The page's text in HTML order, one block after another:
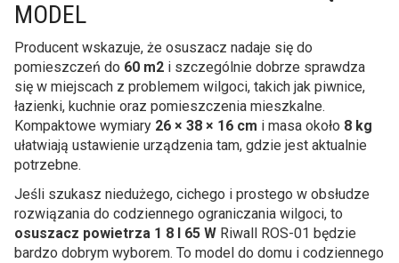
MODEL
Producent wskazuje, że osuszacz nadaje się do
pomieszczeń do 60 m2 i szczególnie dobrze sprawdza
się w miejscach z problemem wilgoci, takich jak piwnice,
łazienki, kuchnie oraz pomieszczenia mieszkalne.
Kompaktowe wymiary 26 × 38 × 16 cm i masa około 8 kg
ułatwiają ustawienie urządzenia tam, gdzie jest aktualnie
potrzebne.
Jeśli szukasz niedużego, cichego i prostego w obsłudze
rozwiązania do codziennego ograniczania wilgoci, to
osuszacz powietrza 1 8 l 65 W Riwall ROS-01 będzie
bardzo dobrym wyborem. To model do domu i codziennego